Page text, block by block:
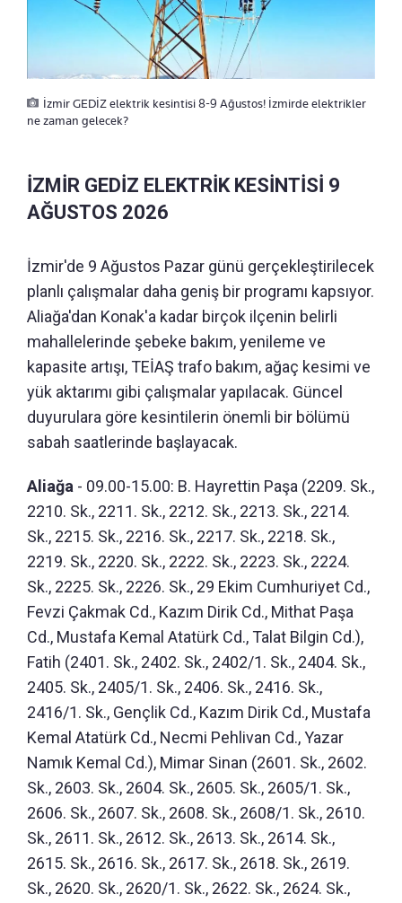
İzmir GEDİZ elektrik kesintisi 8-9 Ağustos! İzmirde elektrikler
ne zaman gelecek?
İZMİR GEDİZ ELEKTRİK KESİNTİSİ 9
AĞUSTOS 2026
İzmir'de 9 Ağustos Pazar günü gerçekleştirilecek
planlı çalışmalar daha geniş bir programı kapsıyor.
Aliağa'dan Konak'a kadar birçok ilçenin belirli
mahallelerinde şebeke bakım, yenileme ve
kapasite artışı, TEİAŞ trafo bakım, ağaç kesimi ve
yük aktarımı gibi çalışmalar yapılacak. Güncel
duyurulara göre kesintilerin önemli bir bölümü
sabah saatlerinde başlayacak.
Aliağa - 09.00-15.00: B. Hayrettin Paşa (2209. Sk.,
2210. Sk., 2211. Sk., 2212. Sk., 2213. Sk., 2214.
Sk., 2215. Sk., 2216. Sk., 2217. Sk., 2218. Sk.,
2219. Sk., 2220. Sk., 2222. Sk., 2223. Sk., 2224.
Sk., 2225. Sk., 2226. Sk., 29 Ekim Cumhuriyet Cd.,
Fevzi Çakmak Cd., Kazım Dirik Cd., Mithat Paşa
Cd., Mustafa Kemal Atatürk Cd., Talat Bilgin Cd.),
Fatih (2401. Sk., 2402. Sk., 2402/1. Sk., 2404. Sk.,
2405. Sk., 2405/1. Sk., 2406. Sk., 2416. Sk.,
2416/1. Sk., Gençlik Cd., Kazım Dirik Cd., Mustafa
Kemal Atatürk Cd., Necmi Pehlivan Cd., Yazar
Namık Kemal Cd.), Mimar Sinan (2601. Sk., 2602.
Sk., 2603. Sk., 2604. Sk., 2605. Sk., 2605/1. Sk.,
2606. Sk., 2607. Sk., 2608. Sk., 2608/1. Sk., 2610.
Sk., 2611. Sk., 2612. Sk., 2613. Sk., 2614. Sk.,
2615. Sk., 2616. Sk., 2617. Sk., 2618. Sk., 2619.
Sk., 2620. Sk., 2620/1. Sk., 2622. Sk., 2624. Sk.,